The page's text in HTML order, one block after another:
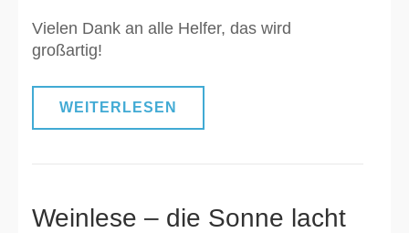
Vielen Dank an alle Helfer, das wird
großartig!
WEITERLESEN
Weinlese – die Sonne lacht